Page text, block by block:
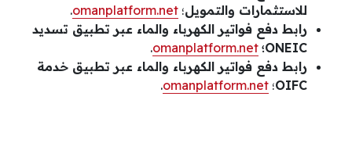
للاستثمارات والتمويل؛ omanplatform.net
.
رابط دفع فواتير الكهرباء والماء عبر تطبيق تسديد
ONEIC؛ omanplatform.net
.
رابط دفع فواتير الكهرباء والماء عبر تطبيق خدمة
OIFC؛ omanplatform.net
.